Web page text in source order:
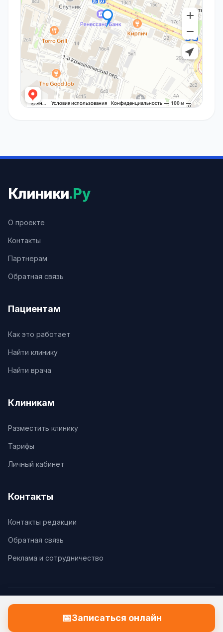
📅Записаться онлайн
Клиники.Ру
О проекте
Контакты
Партнерам
Обратная связь
Пациентам
Как это работает
Найти клинику
Найти врача
Клиникам
Разместить клинику
Тарифы
Личный кабинет
Контакты
Контакты редакции
Обратная связь
Реклама и сотрудничество
Политика конфиденциальности